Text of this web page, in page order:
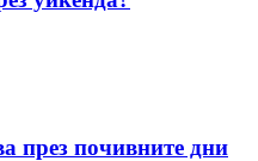
през почивните дни